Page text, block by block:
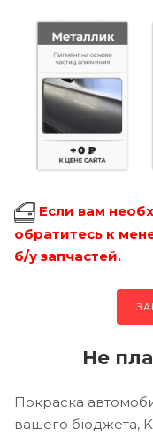
Если вам
обратитесь к
б/у запчастей.
Не
Покраска
вашего бюджета,